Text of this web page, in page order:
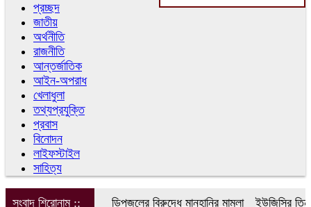
প্রচ্ছদ
জাতীয়
অর্থনীতি
রাজনীতি
আন্তর্জাতিক
আইন-অপরাধ
খেলাধুলা
তথ্যপ্রযুক্তি
প্রবাস
বিনোদন
লাইফস্টাইল
সাহিত্য
সংবাদ শিরোনাম :: ডিপজলের বিরুদ্ধে মানহানির মামলা ইউজিসির তিন